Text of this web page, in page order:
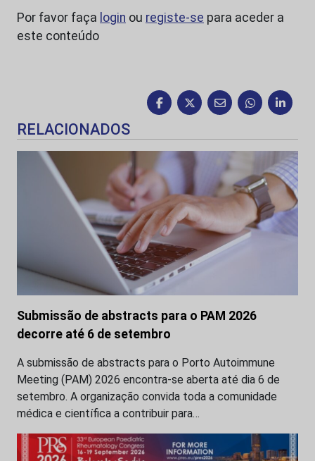
Por favor faça login ou registe-se para aceder a
este conteúdo
RELACIONADOS
Submissão de abstracts para o PAM 2026
decorre até 6 de setembro
A submissão de abstracts para o Porto Autoimmune
Meeting (PAM) 2026 encontra-se aberta até dia 6 de
setembro. A organização convida toda a comunidade
médica e científica a contribuir para…